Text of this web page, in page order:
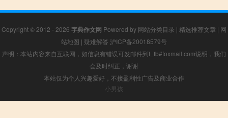
Copyright © 2012 - 2026 字典作文网 Powered by 网站分类目录 | 精选推荐文章 | 网
站地图 | 疑难解答 沪ICP备20018579号
声明：本站内容来自互联网，如信息有错误可发邮件到f_fb#foxmail.com说明，我们
会及时纠正，谢谢
本站仅为个人兴趣爱好，不接盈利性广告及商业合作
小男孩